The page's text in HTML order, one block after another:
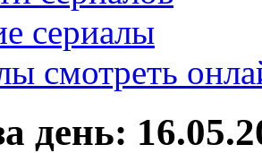
сериалы
смотреть
день: